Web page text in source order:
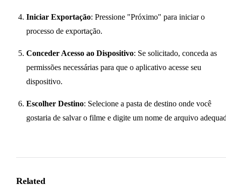
Iniciar Exportação: Pressione "Próximo" para iniciar o
processo de exportação.
Conceder Acesso ao Dispositivo: Se solicitado, conceda as
permissões necessárias para que o aplicativo acesse seu
dispositivo.
Escolher Destino: Selecione a pasta de destino onde você
gostaria de salvar o filme e digite um nome de arquivo
Related